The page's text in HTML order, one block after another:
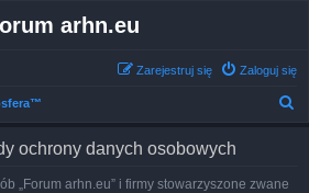
arhn.eu
Zaloguj się
Zarejestruj się
ochrony danych osobowych
„Forum arhn.eu” i firmy stowarzyszone zwane